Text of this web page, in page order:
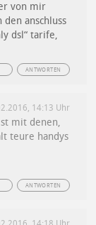
von mir
anschluss
dsl“ tarife,
ANTWORTEN
14:13 Uhr
mit denen,
teure handys
ANTWORTEN